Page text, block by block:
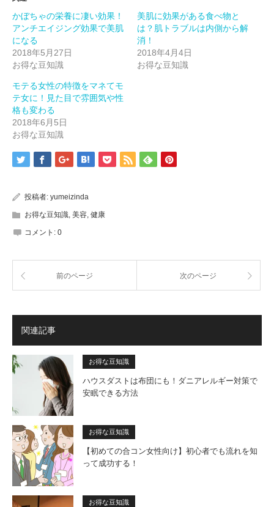
ン
ド
ウ
で
き
ま
す)
かぼちゃの栄養に凄い効果！
アンチエイジング効果で美肌
になる
2018年5月27日
お得な豆知識
美肌に効果がある食べ物と
は？肌トラブルは内側から解
消！
2018年4月4日
お得な豆知識
モテる女性の特徴をマネてモ
テ女に！見た目で雰囲気や性
格も変わる
2018年6月5日
お得な豆知識
投稿者: yumeizinda
お得な豆知識, 美容, 健康
コメント: 0
前のページ 次のページ
関連記事
お得な豆知識
ハウスダストは布団にも！ダニアレルギー対策で
安眠できる方法
お得な豆知識
【初めての合コン女性向け】初心者でも流れを知
って成功する！
お得な豆知識